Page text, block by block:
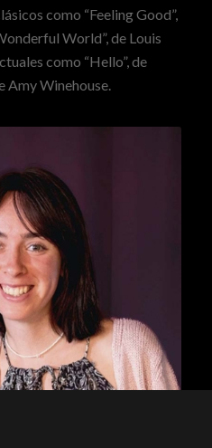
como “Feeling Good”,
World”, de Louis
como “Hello”, de
Amy Winehouse.